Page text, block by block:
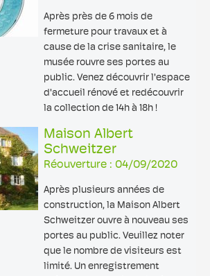
Après près de 6 mois de
fermeture pour travaux et à
cause de la crise sanitaire, le
musée rouvre ses portes au
public. Venez découvrir l'espace
d'accueil rénové et redécouvrir
la collection de 14h à 18h !
Maison Albert
Schweitzer
Réouverture : 04/09/2020
Après plusieurs années de
construction, la Maison Albert
Schweitzer ouvre à nouveau ses
portes au public. Veuillez noter
que le nombre de visiteurs est
limité. Un enregistrement